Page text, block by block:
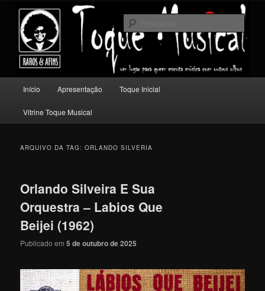
conteúdo
principal
conteúdo
secundário
Toque Musical
Um lugar para quem escuta música com outros olhos.
principal
Início Apresentação Toque Inicial
Vitrine Toque Musical
ARQUIVO DA TAG:ORLANDO SILVERIA
Orlando Silveira E Sua
Orquestra – Labios Que
Beijei (1962)
Publicado em5 de outubro de 2025